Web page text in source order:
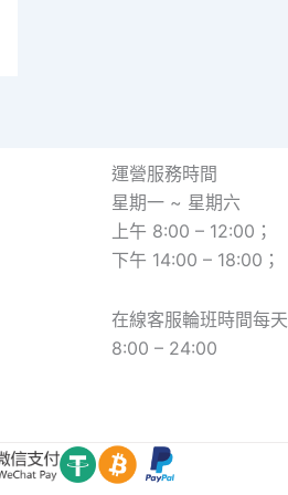
運營服務時間
星期一 ~ 星期六
上午 8:00 – 12:00；
下午 14:00 – 18:00；
在線客服輪班時間每天
8:00 – 24:00